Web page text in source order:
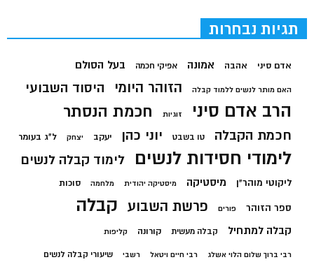
תגיות נבחרות
אדם סיני אהבה אמונה אפיקי חכמה בעל הסולם
האם מותר לנשים ללמוד קבלה הזוהר היומי היסוד השבועי
הרב אדם סיני זוגיות חכמת הנסתר
חכמת הקבלה טו בשבט יוני כהן יעקב יצחק ל"ג בעומר
לימודי חסידות לנשים לימוד קבלה לנשים
ליקוטי מוהר"ן מיסטיקה מיסטיקה יהודית מלחמה סוכות
ספר הזוהר פורים פרשת השבוע קבלה
קבלה למתחיל קבלה מעשית קורונה קליפות
רבי ברוך שלום הלוי אשלג רבי חיים ויטאל רשבי שיעורי קבלה לנשים